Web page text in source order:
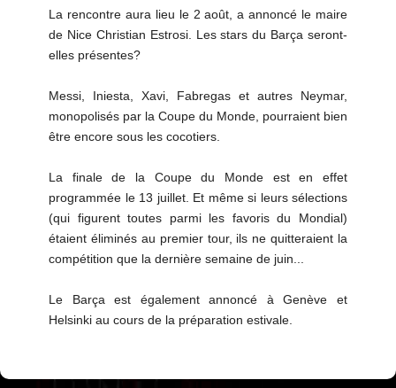
La rencontre aura lieu le 2 août, a annoncé le maire
de Nice Christian Estrosi. Les stars du Barça seront-
elles présentes?
Messi, Iniesta, Xavi, Fabregas et autres Neymar,
monopolisés par la Coupe du Monde, pourraient bien
être encore sous les cocotiers.
La finale de la Coupe du Monde est en effet
programmée le 13 juillet. Et même si leurs sélections
(qui figurent toutes parmi les favoris du Mondial)
étaient éliminés au premier tour, ils ne quitteraient la
compétition que la dernière semaine de juin...
Le Barça est également annoncé à Genève et
Helsinki au cours de la préparation estivale.